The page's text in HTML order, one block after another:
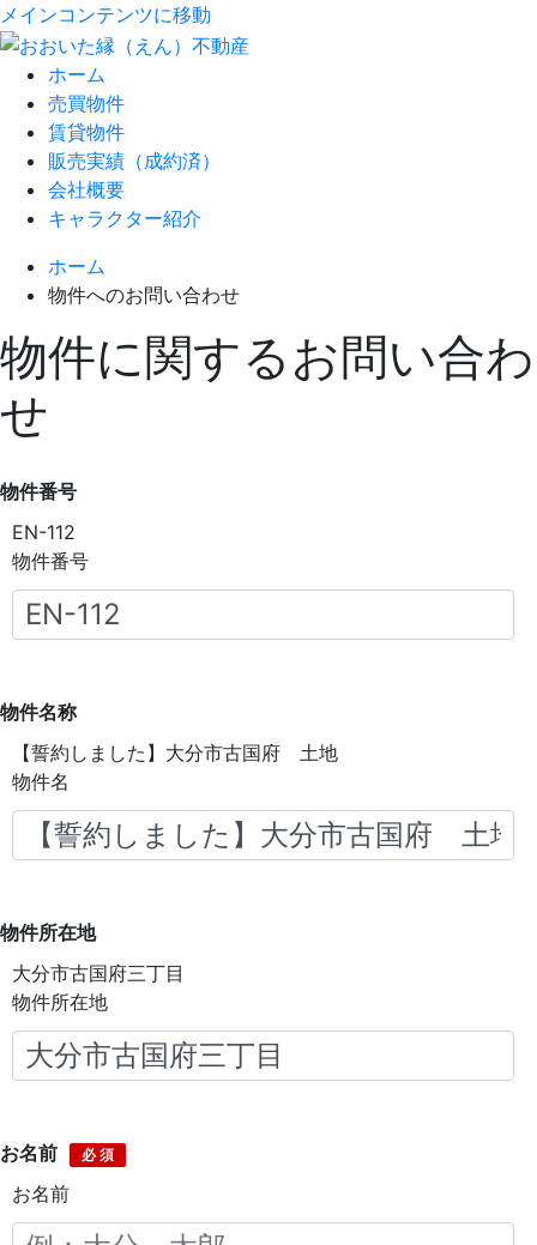
メインコンテンツに移動
ホーム
売買物件
賃貸物件
販売実績（成約済）
会社概要
キャラクター紹介
ホーム
物件へのお問い合わせ
物件に関するお問い合わ
せ
物件番号
EN-112
物件番号
物件名称
【誓約しました】大分市古国府 土地
物件名
物件所在地
大分市古国府三丁目
物件所在地
お名前 必 須
お名前